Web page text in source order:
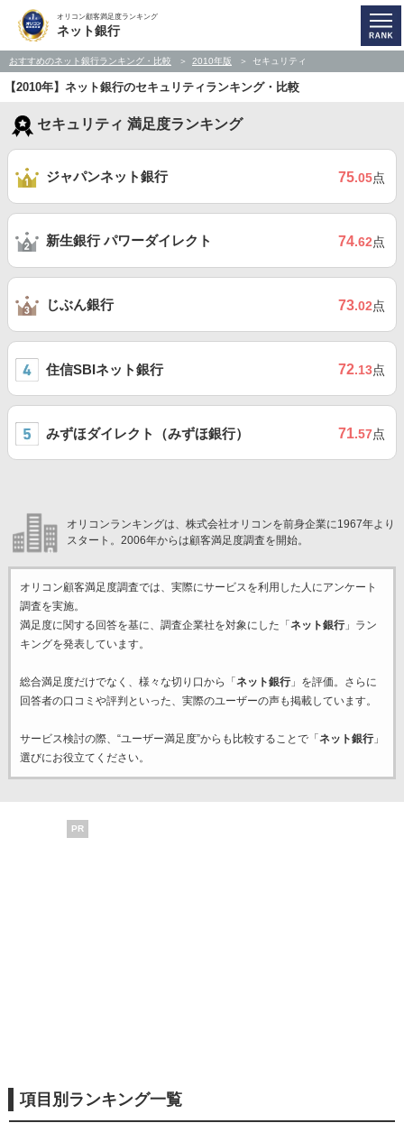
オリコン顧客満足度ランキング
ネット銀行
おすすめのネット銀行ランキング・比較 2010年版 セキュリティ
【2010年】ネット銀行のセキュリティランキング・比較
セキュリティ 満足度ランキング
ジャパンネット銀行 75.05点
新生銀行 パワーダイレクト 74.62点
じぶん銀行 73.02点
住信SBIネット銀行 72.13点
みずほダイレクト（みずほ銀行） 71.57点
オリコンランキングは、株式会社オリコンを前身企業に1967年より
スタート。2006年からは顧客満足度調査を開始。
オリコン顧客満足度調査では、実際にサービスを利用した 人にアンケート
調査を実施。
満足度に関する回答を基に、調査企業社を対象にした「 ネット銀行」ラン
キングを発表しています。
総合満足度だけでなく、様々な切り口から「 ネット銀行」を評価。さらに
回答者の口コミや評判といった、実際のユーザーの声も掲載しています。
サービス検討の際、“ユーザー満足度”からも比較することで「 ネット銀行」
選びにお役立てください。
PR
項目別ランキング一覧